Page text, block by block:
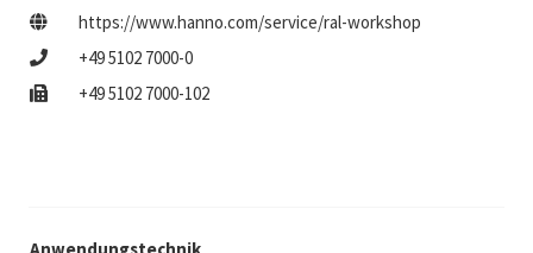
https://www.hanno.com/service/ral-workshop
+49 5102 7000-0
+49 5102 7000-102